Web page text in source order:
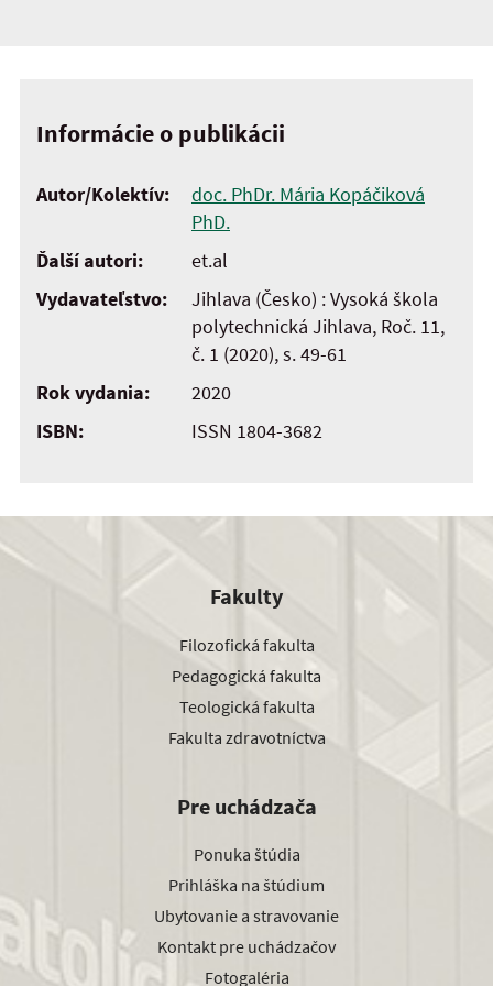
Informácie o publikácii
Autor/Kolektív:
doc. PhDr. Mária Kopáčiková
PhD.
Ďalší autori:
et.al
Vydavateľstvo:
Jihlava (Česko) : Vysoká škola
polytechnická Jihlava, Roč. 11,
č. 1 (2020), s. 49-61
Rok vydania:
2020
ISBN:
ISSN 1804-3682
Fakulty
Filozofická fakulta
Pedagogická fakulta
Teologická fakulta
Fakulta zdravotníctva
Pre uchádzača
Ponuka štúdia
Prihláška na štúdium
Ubytovanie a stravovanie
Kontakt pre uchádzačov
Fotogaléria